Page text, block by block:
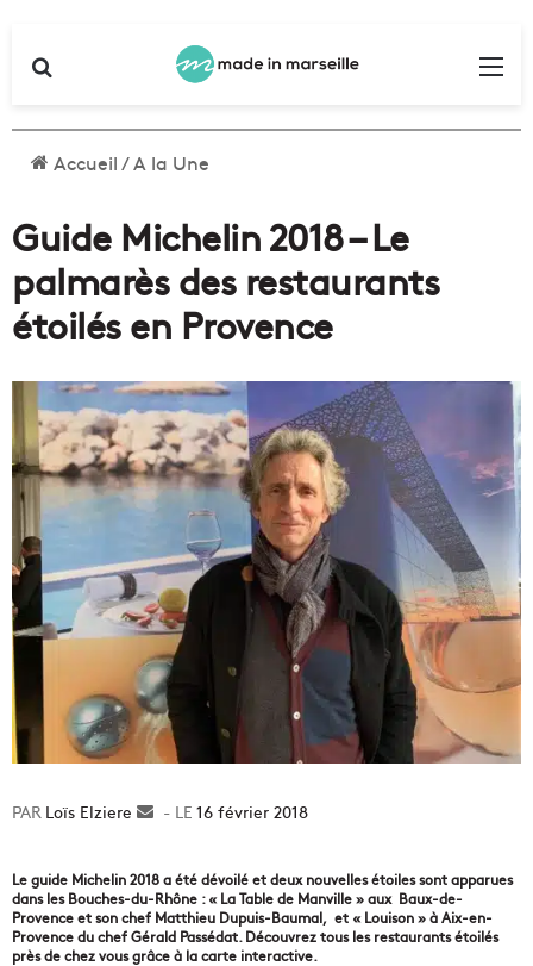
Accueil/A la Une
Guide Michelin 2018 – Le
palmarès des restaurants
étoilés en Provence
Loïs Elziere
Envoyer16 février 2018
Le guide Michelin 2018 a été dévoilé et deux nouvelles étoiles sont apparues
dans les Bouches-du-Rhône : « La Table de Manville » aux Baux-de-
Provence et son chef Matthieu Dupuis-Baumal, et « Louison » à Aix-en-
Provence du chef Gérald Passédat. Découvrez tous les restaurants étoilés
près de chez vous grâce à la carte interactive.